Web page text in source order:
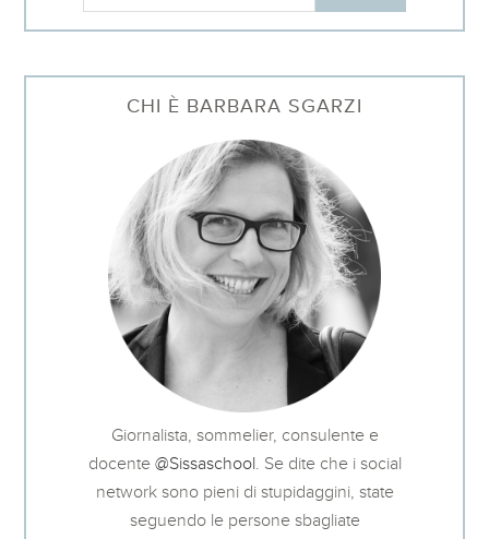
CHI È BARBARA SGARZI
Giornalista, sommelier, consulente e
docente @Sissaschool. Se dite che i social
network sono pieni di stupidaggini, state
seguendo le persone sbagliate